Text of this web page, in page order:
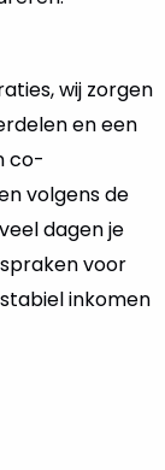
wij zorgen
en een
co-
volgens de
dagen je
voor
inkomen